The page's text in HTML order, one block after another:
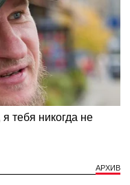
АРХИВ